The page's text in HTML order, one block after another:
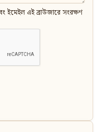
ইমেইল এই ব্রাউজারে সংরক্ষণ